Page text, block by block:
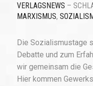
VERLAGSNEWS –
MARXISMUS,
Die Sozialismustage
Debatte und zum
wir gemeinsam die
Hier kommen